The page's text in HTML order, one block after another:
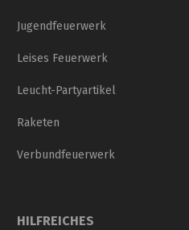
Jugendfeuerwerk
Leises Feuerwerk
Leucht-Partyartikel
Raketen
Verbundfeuerwerk
HILFREICHES